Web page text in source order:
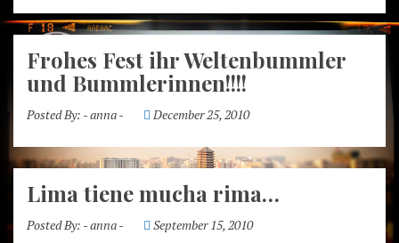
Frohes Fest ihr Weltenbummler
und Bummlerinnen!!!!
Posted By: - anna - December 25, 2010
Lima tiene mucha rima…
Posted By: - anna - September 15, 2010